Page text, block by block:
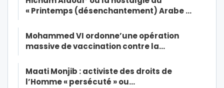
« Printemps (désenchantement) Arabe …
Mohammed VI ordonne’une opération
massive de vaccination contre la…
Maati Monjib : activiste des droits de
l’Homme « persécuté » ou…